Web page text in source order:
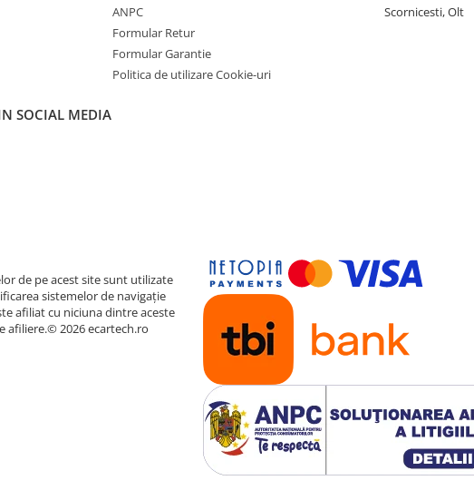
🖥️ Interfață Intuitivă Android 14
ANPC
Formular Retur
Formular Garantie
Politica de utilizare Cookie-uri
Scornicesti, Olt
SOCIAL MEDIA
de pe acest site sunt utilizate
sistemelor de navigație
afiliat cu niciuna dintre aceste
afiliere.© 2026 ecartech.ro